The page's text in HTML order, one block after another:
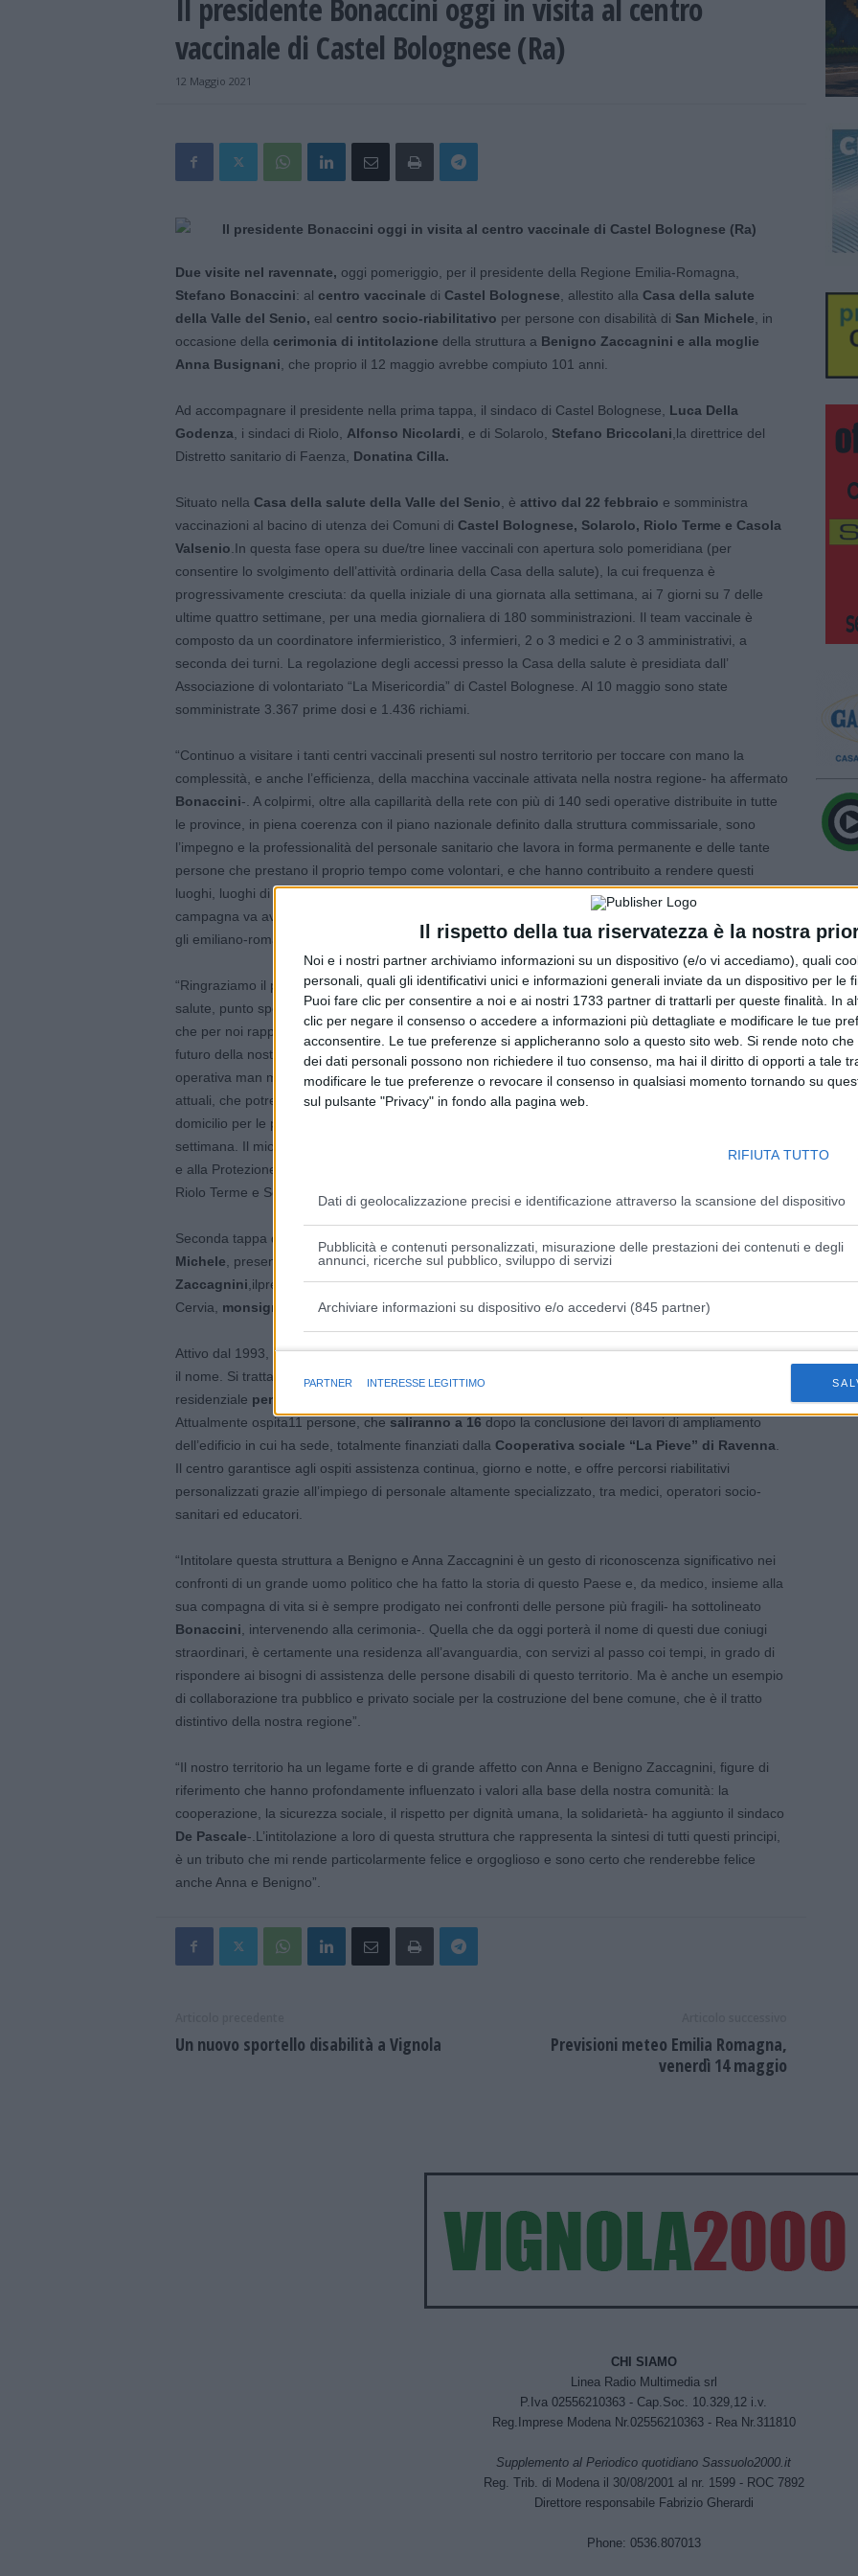
Il rispetto della tua riservatezza è la nostra
Noi e i nostri partner archiviamo informazioni su un dispositivo (e/o vi accediamo), quali
personali, quali gli identificativi unici e informazioni generali inviate da un dispositivo per le
Puoi fare clic per consentire a noi e ai nostri 1733 partner di trattarli per queste finalità. In
clic per negare il consenso o accedere a informazioni più dettagliate e modificare le tue
acconsentire. Le tue preferenze si applicheranno solo a questo sito web. Si rende noto
dei dati personali possono non richiedere il tuo consenso, ma hai il diritto di opporti a tale
modificare le tue preferenze o revocare il consenso in qualsiasi momento tornando su
sul pulsante "Privacy" in fondo alla pagina web.
RIFIUTA TUTTO
Dati di geolocalizzazione precisi e identificazione attraverso la scansione del dispositivo
Pubblicità e contenuti personalizzati, misurazione delle prestazioni dei contenuti e degli
annunci, ricerche sul pubblico, sviluppo di servizi
Archiviare informazioni su dispositivo e/o accedervi (845 partner)
Finalità e caratteristiche speciali
PARTNER INTERESSE LEGITTIMO
Il presidente Bonaccini oggi in visita al centro
vaccinale di Castel Bolognese (Ra)
12 Maggio 2021
Due visite nel ravennate, oggi pomeriggio, per il presidente della Regione Emilia-Romagna,
Stefano Bonaccini: al centro vaccinale di Castel Bolognese , allestito alla Casa della salute
della Valle del Senio, eal centro socio-riabilitativo per persone con disabilità di San Michele , in
occasione della cerimonia di intitolazione della struttura a Benigno Zaccagnini e alla moglie
Anna Busignani , che proprio il 12 maggio avrebbe compiuto 101 anni.
Ad accompagnare il presidente nella prima tappa, il sindaco di Castel Bolognese, Luca Della
Godenza , i sindaci di Riolo, Alfonso Nicolardi , e di Solarolo, Stefano Briccolani ,la direttrice del
Distretto sanitario di Faenza, Donatina Cilla.
Situato nella Casa della salute della Valle del Senio , è attivo dal 22 febbraio e somministra
vaccinazioni al bacino di utenza dei Comuni di Castel Bolognese, Solarolo, Riolo Terme e Casola
Valsenio .In questa fase opera su due/tre linee vaccinali con apertura solo pomeridiana (per
consentire lo svolgimento dell’attività ordinaria della Casa della salute), la cui frequenza è
progressivamente cresciuta: da quella iniziale di una giornata alla settimana, ai 7 giorni su 7 delle
ultime quattro settimane, per una media giornaliera di 180 somministrazioni. Il team vaccinale è
composto da un coordinatore infermieristico, 3 infermieri, 2 o 3 medici e 2 o 3 amministrativi, a
seconda dei turni. La regolazione degli accessi presso la Casa della salute è presidiata dall’
Associazione di volontariato “La Misericordia” di Castel Bolognese. Al 10 maggio sono state
somministrate 3.367 prime dosi e 1.436 richiami.
“Continuo a visitare i tanti centri vaccinali presenti sul nostro territorio per toccare con mano la
complessità, e anche l’efficienza, della macchina vaccinale attivata nella nostra regione- ha affermato
Bonaccini-. A colpirmi, oltre alla capillarità della rete con più di 140 sedi operative distribuite in tutte
le province, in piena coerenza con il piano nazionale definito dalla struttura commissariale, sono
l’impegno e la professionalità del personale sanitario che lavora in forma permanente e delle tante
persone che prestano il proprio tempo come volontari, e che hanno contribuito a rendere questi
luoghi, luoghi di speranza. Proprio oggi abbiamo superato idue milioni di dosi somministrate, la
campagna va avanti a pieno ritmo ed entro l’estate, se i vaccini arriveranno nella giusta quantità, tutti
gli emiliano-romagnoli potranno essere vaccinati”.
“Ringraziamo il presidente Bonaccini e il direttore Carradori per la visita di oggi alla nostra Casa della
salute, punto spoke di somministrazione vaccini- ha dichiarato il sindacoDella Godenza-.Una visita
che per noi rappresenta il riconoscimento del grande lavoro fatto fino ad ora e un impegno per il
futuro della nostra Casa della salute. La struttura vaccinale ha potenziato la propria capacità
operativa man mano che le dosi a disposizione sono aumentate, fino a raggiungere le migliaia
attuali, che potrebbero anche aumentare. Abbiamo anche attivato il servizio di vaccinazioni a
domicilio per le persone più fragili che, dopo alcune difficoltà iniziali, si concluderanno entro questa
settimana. Il mio ringraziamento va anche ai volontari, in particolare alla Misericordia, al Rotary club
e alla Protezione civile che ogni giorno accolgono e accompagnano i cittadini di Castel Bolognese,
Riolo Terme e Solarolo nel percorso vaccinale”.
Seconda tappa della visita, la cerimonia di intitolazione del
Michele , presenti il sindaco di Ravenna,Michele De Pascale, la figlia dei coniugi Zaccagnini,
Zaccagnini ,ilpresidente della Cooperativa “La Pieve”,Idio Baldrati,oltre all’ arcivescovo di Ravenna-
Cervia, monsignor Lorenzo Ghizzoni.
Attivo dal 1993, fu inaugurato proprio dal medico e statista faentino Benigno Zaccagnini, da cui prese
il nome. Si tratta di unastruttura accreditataal Servizio sanitario regionale, che accoglie in regime
residenziale persone adulte affette da disabilità fisiche e/o psichiche gravi e gravissime
Attualmente ospita11 persone, che saliranno a 16 dopo la conclusione dei lavori di ampliamento
dell’edificio in cui ha sede, totalmente finanziati dalla Cooperativa sociale “La Pieve” di Ravenna
Il centro garantisce agli ospiti assistenza continua, giorno e notte, e offre percorsi riabilitativi
personalizzati grazie all’impiego di personale altamente specializzato, tra medici, operatori socio-
sanitari ed educatori.
“Intitolare questa struttura a Benigno e Anna Zaccagnini è un gesto di riconoscenza significativo nei
confronti di un grande uomo politico che ha fatto la storia di questo Paese e, da medico, insieme alla
sua compagna di vita si è sempre prodigato nei confronti delle persone più fragili- ha sottolineato
Bonaccini , intervenendo alla cerimonia-. Quella che da oggi porterà il nome di questi due coniugi
straordinari, è certamente una residenza all’avanguardia, con servizi al passo coi tempi, in grado di
rispondere ai bisogni di assistenza delle persone disabili di questo territorio. Ma è anche un esempio
di collaborazione tra pubblico e privato sociale per la costruzione del bene comune, che è il tratto
distintivo della nostra regione”.
“Il nostro territorio ha un legame forte e di grande affetto con Anna e Benigno Zaccagnini, figure di
riferimento che hanno profondamente influenzato i valori alla base della nostra comunità: la
cooperazione, la sicurezza sociale, il rispetto per dignità umana, la solidarietà- ha aggiunto il sindaco
De Pascale-.L’intitolazione a loro di questa struttura che rappresenta la sintesi di tutti questi principi,
è un tributo che mi rende particolarmente felice e orgoglioso e sono certo che renderebbe felice
anche Anna e Benigno”.
Un nuovo sportello disabilità a Vignola
Previsioni meteo Emilia Romagna,
venerdì 14 maggio
CHI SIAMO
Linea Radio Multimedia srl
P.Iva 02556210363 - Cap.Soc. 10.329,12 i.v.
Reg.Imprese Modena Nr.02556210363 - Rea Nr.311810
Supplemento al Periodico quotidiano Sassuolo2000.it
Reg. Trib. di Modena il 30/08/2001 al nr. 1599 - ROC 7892
Direttore responsabile Fabrizio Gherardi
Phone: 0536.807013